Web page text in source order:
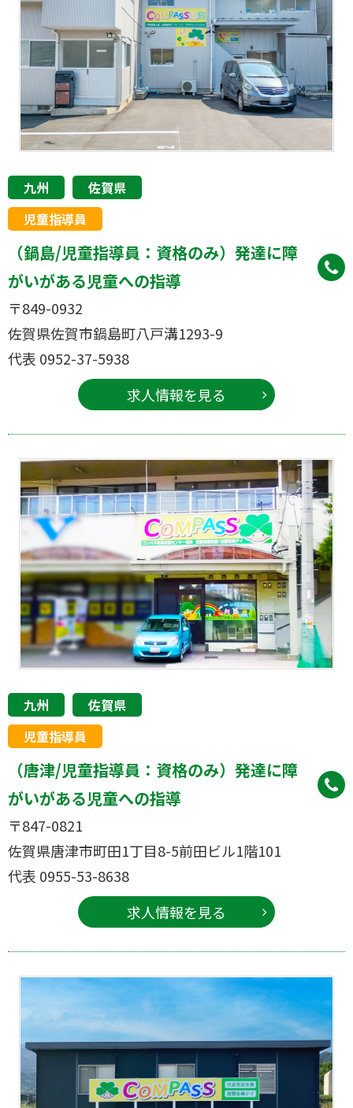
九州
佐賀県
児童指導員
（鍋島/児童指導員：資格のみ）発達に障
がいがある児童への指導
〒849-0932
佐賀県佐賀市鍋島町八戸溝1293-9
代表 0952-37-5938
求人情報を見る
九州
佐賀県
児童指導員
（唐津/児童指導員：資格のみ）発達に障
がいがある児童への指導
〒847-0821
佐賀県唐津市町田1丁目8-5前田ビル1階101
代表 0955-53-8638
求人情報を見る